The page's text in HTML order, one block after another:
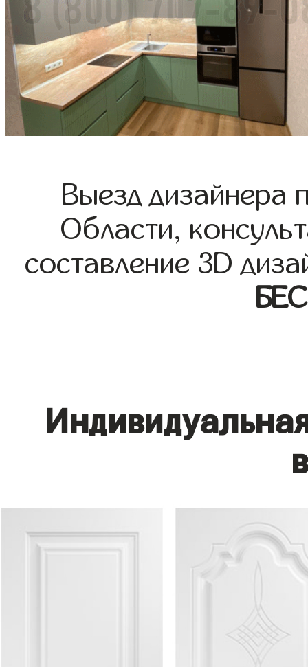
Выезд дизайнера
Области,
составление 3D